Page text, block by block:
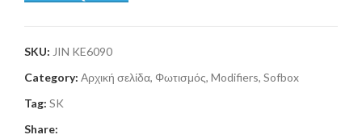
SKU: JIN KE6090
Category: Αρχική σελίδα, Φωτισμός, Modifiers, Sofbox
Tag: SK
Share: